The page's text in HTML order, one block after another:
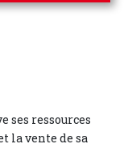
ses ressources
la vente de sa